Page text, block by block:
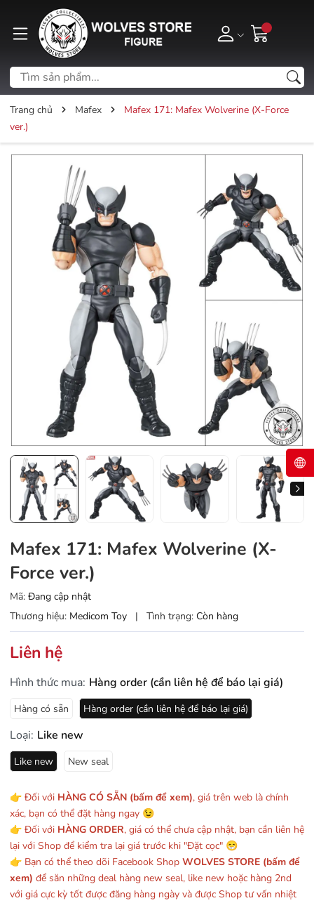
Trang chủ Mafex
Mafex 171: Mafex Wolverine (X-Force
ver.)
Mafex 171: Mafex Wolverine (X-
Force ver.)
Mã: Đang cập nhật
Thương hiệu: Medicom Toy | Tình trạng: Còn hàng
Liên hệ
Hình thức mua: Hàng order (cần liên hệ để báo lại giá)
Hàng có sẵn Hàng order (cần liên hệ để báo lại giá)
Loại: Like new
Like new New seal
👉 Đối với HÀNG CÓ SẴN (bấm để xem), giá trên web là chính
xác, bạn có thể đặt hàng ngay 😉
👉 Đối với HÀNG ORDER, giá có thể chưa cập nhật, bạn cần liên hệ
lại với Shop để kiểm tra lại giá trước khi "Đặt cọc" 😁
👉 Bạn có thể theo dõi Facebook Shop WOLVES STORE (bấm để
xem) để săn những deal hàng new seal, like new hoặc hàng 2nd
với giá cực kỳ tốt được đăng hàng ngày và được Shop tư vấn nhiệt